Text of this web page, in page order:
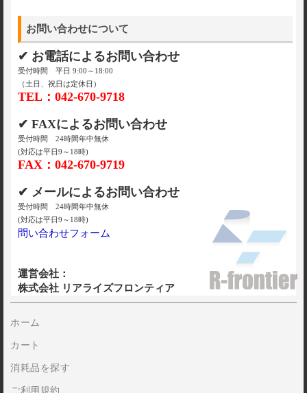
お問い合わせについて
✔ お電話によるお問い合わせ
受付時間 平日 9:00～18:00
（土日、祝日は定休日）
TEL：042-670-9718
✔ FAXによるお問い合わせ
受付時間 24時間年中無休
(対応は平日9～18時)
FAX：042-670-9719
✔ メールによるお問い合わせ
受付時間 24時間年中無休
(対応は平日9～18時)
問い合わせフォーム
運営会社：
株式会社 リアライズフロンティア
ホーム
カート
消耗品を探す
ご利用規約